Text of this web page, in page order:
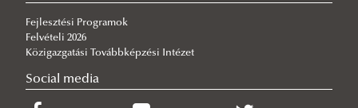
Fejlesztési Programok
Felvételi 2026
Közigazgatási Továbbképzési Intézet
Social media